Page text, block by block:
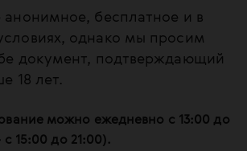
анонимное, бесплатное и в
однако мы просим
документ, подтверждающий
18 лет.
можно ежедневно с 13:00 до
15:00 до 21:00).